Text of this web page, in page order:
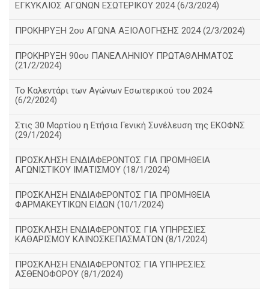
ΕΓΚΥΚΛΙΟΣ ΑΓΩΝΩΝ ΕΣΩΤΕΡΙΚΟΥ 2024 (6/3/2024)
ΠΡΟΚΗΡΥΞΗ 2ου ΑΓΩΝΑ ΑΞΙΟΛΟΓΗΣΗΣ 2024 (2/3/2024)
ΠΡΟΚΗΡΥΞΗ 90ου ΠΑΝΕΛΛΗΝΙΟΥ ΠΡΩΤΑΘΛΗΜΑΤΟΣ
(21/2/2024)
Το Καλεντάρι των Αγώνων Εσωτερικού του 2024
(6/2/2024)
Στις 30 Μαρτίου η Ετήσια Γενική Συνέλευση της ΕΚΟΦΝΣ
(29/1/2024)
ΠΡΟΣΚΛΗΣΗ ΕΝΔΙΑΦΕΡΟΝΤΟΣ ΓΙΑ ΠΡΟΜΗΘΕΙΑ
ΑΓΩΝΙΣΤΙΚΟΥ ΙΜΑΤΙΣΜΟΥ (18/1/2024)
ΠΡΟΣΚΛΗΣΗ ΕΝΔΙΑΦΕΡΟΝΤΟΣ ΓΙΑ ΠΡΟΜΗΘΕΙΑ
ΦΑΡΜΑΚΕΥΤΙΚΩΝ ΕΙΔΩΝ (10/1/2024)
ΠΡΟΣΚΛΗΣΗ ΕΝΔΙΑΦΕΡΟΝΤΟΣ ΓΙΑ ΥΠΗΡΕΣΙΕΣ
ΚΑΘΑΡΙΣΜΟΥ ΚΛΙΝΟΣΚΕΠΑΣΜΑΤΩΝ (8/1/2024)
ΠΡΟΣΚΛΗΣΗ ΕΝΔΙΑΦΕΡΟΝΤΟΣ ΓΙΑ ΥΠΗΡΕΣΙΕΣ
ΑΣΘΕΝΟΦΟΡΟΥ (8/1/2024)